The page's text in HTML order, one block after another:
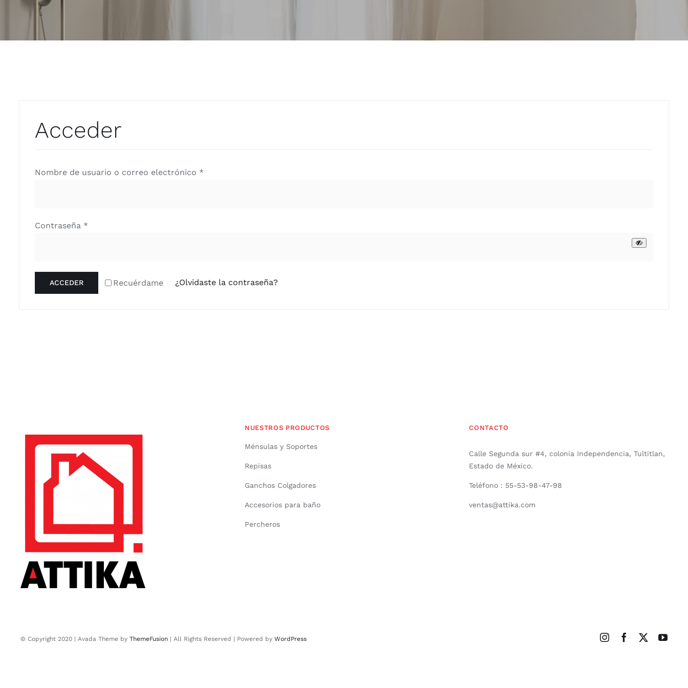
Acceder
Nombre de usuario o correo electrónico *
Contraseña *
Recuérdame
ACCEDER ¿Olvidaste la contraseña?
NUESTROS PRODUCTOS
Ménsulas y Soportes
Repisas
Ganchos Colgadores
Accesorios para baño
Percheros
CONTACTO
Calle Segunda sur #4, colonia Independencia, Tultitlan,
Estado de México.
Teléfono : 55-53-98-47-98
ventas@attika.com
© Copyright 2020 | Avada Theme by ThemeFusion| All Rights Reserved | Powered by WordPress